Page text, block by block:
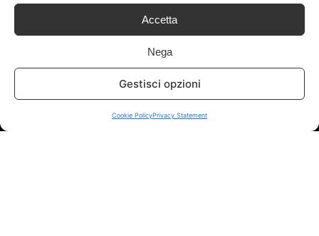
Accetta
Nega
Gestisci opzioni
Cookie PolicyPrivacy Statement
I marchi citati appartengono ai rispettivi proprietari. Le offerte
segnalate possono subire variazioni: verifica sempre le condizioni